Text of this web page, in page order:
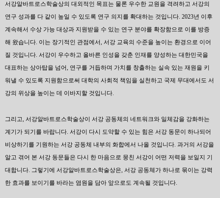
서강알바트로스학술상의 대외적인 목표는 물론 우수한 교원을 격려하고 서강의
연구 성과를 다 같이 높일 수 있도록 연구 의지를 확대하는 것입니다. 2023년 이후
계속해서 수상 가능 대상과 지원받을 수 있는 연구 분야를 확장함으로 이를 방증
해 왔습니다. 이는 장기적인 관점에서, 서강 교육의 수준을 높이는 환경으로 이어
질 것입니다. 서강이 우수하고 올바른 인성을 갖춘 인재를 양성하는 대한민국을
대표하는 상아탑을 넘어, 연구를 거듭하며 가치를 창출하는 실속 있는 재원을 키
워낼 수 있도록 지원함으로써 대학의 사회적 책임을 실천하고 국제 무대에서도 서
강의 위상을 높이는 데 이바지할 것입니다.
그리고, 서강알바트로스학술상이 서강 공동체의 네트워크와 일체감을 강화하는
계기가 되기를 바랍니다. 서강이 다시 도약할 수 있는 힘은 서강 동문이 하나되어
비상하기를 기원하는 서강 공동체 내부의 화합에서 나올 것입니다. 과거의 서강을
알고 겪어 본 서강 동문들은 다시 한 마음으로 뭉친 서강이 어떤 저력을 보일지 기
대합니다. 그렇기에 서강알바트로스학술상은, 서강 공동체가 하나로 묶이는 강력
한 효과를 보이기를 바라는 염원을 담아 앞으로도 계속될 것입니다.